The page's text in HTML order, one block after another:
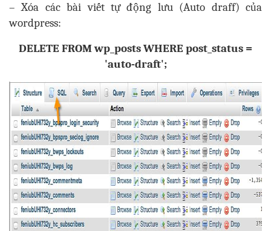
– Xóa các bài viết tự động lưu (Auto draff) của
wordpress:
DELETE FROM wp_posts WHERE post_status =
'auto-draft';